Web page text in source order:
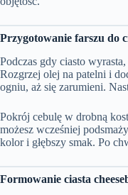
Przygotowanie farszu do
Podczas gdy ciasto
Rozgrzej olej na patelni i
ogniu, aż się zarumieni.
Pokrój cebulę w drobną
możesz wcześniej
kolor i głębszy smak. Po
Formowanie ciasta